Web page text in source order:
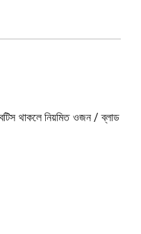
থাকলে নিয়মিত ওজন / ব্লাড